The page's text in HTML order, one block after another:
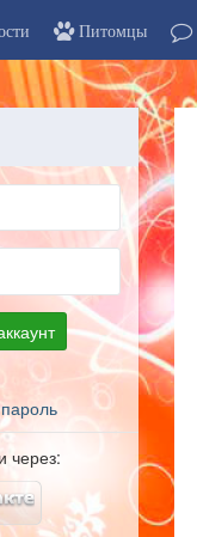
Питомцы
через: